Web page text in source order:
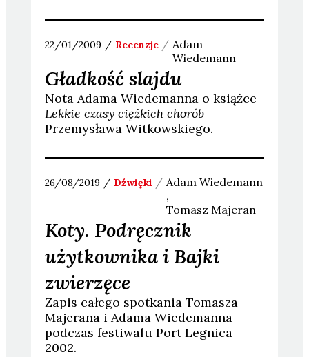
22/01/2009 Recenzje
Adam
Wiedemann
Gładkość slajdu
Nota Adama Wiedemanna o książce
Lekkie czasy ciężkich chorób
Przemysława Witkowskiego.
26/08/2019 Dźwięki AdamWiedemann
Tomasz Majeran
Koty. Podręcznik
użytkownika i Bajki
zwierzęce
Zapis całego spotkania Tomasza
Majerana i Adama Wiedemanna
podczas festiwalu Port Legnica
2002.